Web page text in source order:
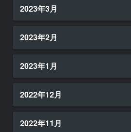
2023年3月
2023年2月
2023年1月
2022年12月
2022年11月